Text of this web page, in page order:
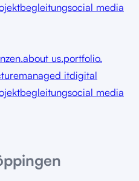
social media
about us.portfolio.
managed itdigital
social media